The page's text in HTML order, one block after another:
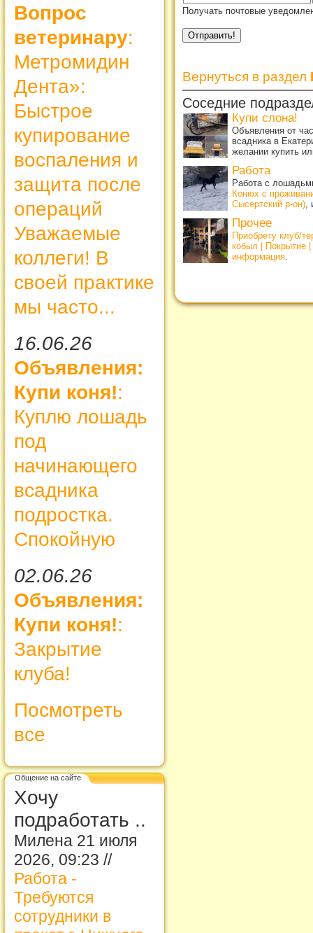
Вопрос
ветеринару:
Метромидин
Дента»:
Быстрое
купирование
воспаления и
защита после
операций
Уважаемые
коллеги! В
своей практике
мы часто...
16.06.26
Объявления:
Купи коня!:
Куплю лошадь
под
начинающего
всадника
подростка.
Спокойную
02.06.26
Объявления:
Купи коня!:
Закрытие
клуба!
Посмотреть
все
Общение на сайте
Хочу
подработать ..
Милена 21 июля
2026, 09:23 //
Работа -
Требуются
сотрудники в
Получать почтовые
Вернуться в раздел
Соседние
Купи слона!
Объявления от
всадника в
желании купить
Работа
Работа с
Конюх с
Сысертский р-он),
Прочее
Приобрету клуб/
кобыл | Покрытие
информация.